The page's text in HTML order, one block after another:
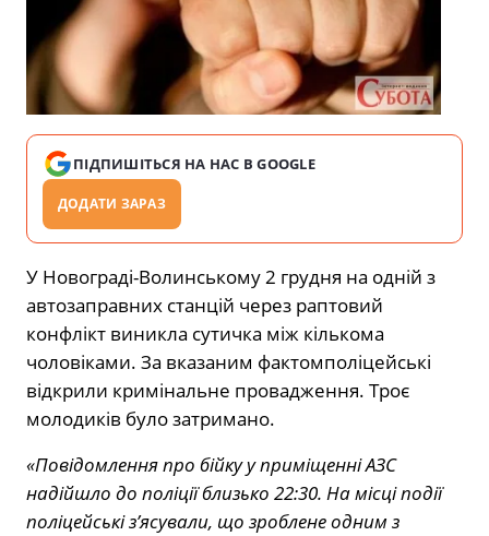
ПІДПИШІТЬСЯ НА НАС В GOOGLE
ДОДАТИ ЗАРАЗ
У Новограді-Волинському 2 грудня на одній з
автозаправних станцій через раптовий
конфлікт виникла сутичка між кількома
чоловіками. За вказаним фактомполіцейські
відкрили кримінальне провадження. Троє
молодиків було затримано.
«Повідомлення про бійку у приміщенні АЗС
надійшло до поліції близько 22:30. На місці події
поліцейські з’ясували, що зроблене одним з